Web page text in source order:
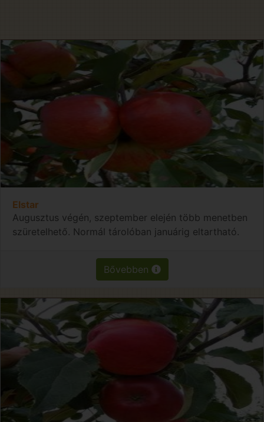
Elstar
Augusztus végén, szeptember elején több menetben
szüretelhető. Normál tárolóban januárig eltartható.
Bővebben